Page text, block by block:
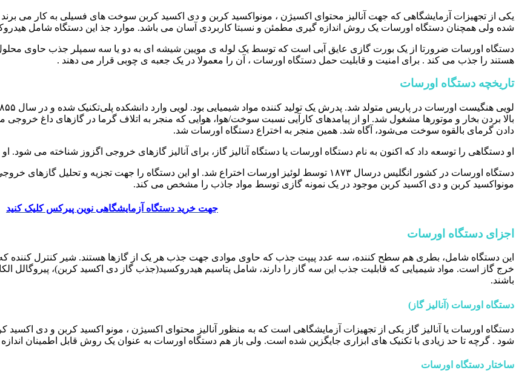
یکی از تجهیزات آزمایشگاهی که جهت آنالیز محتوای اکسیژن ، مونواکسید کربن و دی اکسید کربن سوخت های فسیلی به کار می برند
شده ولی همچنان دستگاه اورسات یک روش اندازه گیری مطمئن و نسبتا کاربردی آسان می باشد. موارد جذ این دستگاه شامل
دستگاه اورسات ضرورتا از یک بورت گازی عایق آبی است که توسط یک لوله ی مویین شیشه ای به دو یا سه سمپلر جذب حاوی
هستند را جذب می کند . برای امنیت و قابلیت حمل دستگاه اورسات ، آن را معمولا در یک جعبه ی چوبی قرار می دهند .
تاریخچه دستگاه اورسات
بالا بردن بخار و موتورها مشغول شد. او از پیامدهای کارآیی نسبت سوخت/هوا، هوایی که منجر به اتلاف گرما در گازهای داغ
دادن گرمای بالقوه سوخت می‌شود، آگاه شد. همین منجر به اختراع دستگاه اورسات شد.
او دستگاهی را توسعه داد که اکنون به نام دستگاه اورسات یا دستگاه آنالیز گاز، برای آنالیز گازهای خروجی اگزوز شناخته می شود. او با این اختراع حق
دستگاه اورسات در کشور انگلیس درسال ۱۸۷۳ توسط لوئیز اورسات اختراع شد. او این دستگاه را جهت
مونواکسید کربن و دی اکسید کربن موجود در یک نمونه گازی توسط مواد جاذب را مشخص می کند.
جهت خرید دستگاه آزمایشگاهی نوین پیرکس کلیک کنید
اجزای دستگاه اورسات
این دستگاه شامل، بطری هم سطح کننده، سه عدد پیپت جذب که حاوی موادی جهت جذب هر یک از گازها هستند. شیر کنترل
خرج گاز است. مواد شیمیایی که قابلیت جذب این سه گاز را دارند، شامل پتاسیم هیدروکسید(جذب گاز دی اکسید کربن)، پیروگالل
باشند.
دستگاه اورسات (آنالیز گاز)
دستگاه اورسات یا آنالیز گاز یکی از تجهیزات آزمایشگاهی است که به منظور آنالیز محتوای اکسیژن ، مونو اکسید کربن و دی
شود . گرچه تا حد زیادی با تکنیک های ابزاری جایگزین شده است. ولی باز هم دستگاه اورسات به عنوان یک روش قابل اطمینان
ساختار دستگاه اورسات